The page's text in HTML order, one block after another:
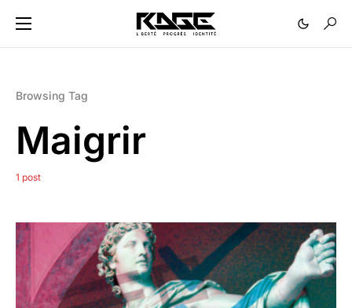
Browsing Tag
Maigrir
1 post